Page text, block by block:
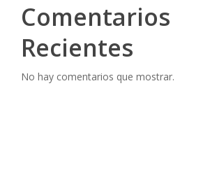
Comentarios
Recientes
No hay comentarios que mostrar.